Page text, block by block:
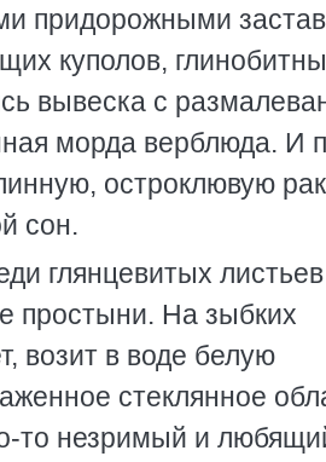
придорожными
куполов,
вывеска с
морда верблюда. И
остроклювую
сон.
глянцевитых листьев
простыни. На зыбких
возит в воде белую
стеклянное
то незримый и